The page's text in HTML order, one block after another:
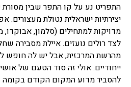
התפריט נע על קו התפר שבין מסורת
יצירתיות ישראלית נטולת מעצורים.
מדויקות למתחילים (סלמון,
לצד רולים נועזים. איילת מסבירה
מהרשת המרכזית, אבל יש לה חופש
ייחודיים. אולי זה סוד הטעם של
להסביר מדוע המקום הקודם בקומה